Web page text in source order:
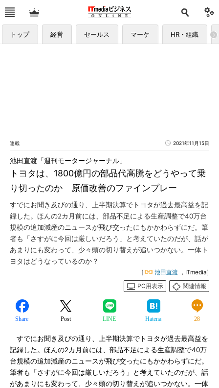
トップ 経営 セールス マーケ HR・組織
連載 2021年11月15日
トヨタは、1800億円の部品代高騰をどうやって乗
り切ったのか 原価改善のファインプレー
池田直渡「週刊モータージャーナル」
すでにお聞き及びの通り、上半期決算でトヨタが過去最高益を記
録した。ほんの2カ月前には、部品不足による生産調整で40万台
規模の追加減産のニュースが飛び交ったにもかかわらずにだ。筆
者も「さすがに今回は厳しいだろう」と考えていたのだが、話が
あまりにも変わって、少々頭の切り替えが追いつかない。一体ト
ヨタはどうなっているのか？
[ 池田直渡 ，ITmedia]
PC用表示
関連情報
Share Post LINE Hatena 28
すでにお聞き及びの通り、上半期決算でトヨタが過去最高益を
記録した。ほんの2カ月前には、部品不足による生産調整で40万
台規模の追加減産のニュースが飛び交ったにもかかわらずにだ。
筆者も「さすがに今回は厳しいだろう」と考えていたのだが、話
があまりにも変わって、少々頭の切り替えが追いつかない。一体